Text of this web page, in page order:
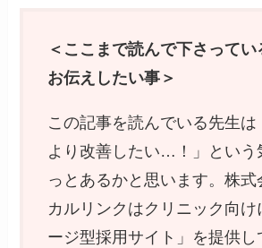
＜ここまで読んで下さって
お伝えしたい事＞
この記事を読んでいる先生は
より改善したい…！」という
っとあるかと思います。株式
カルリンクはクリニック向け
ージ型採用サイト」を提供し